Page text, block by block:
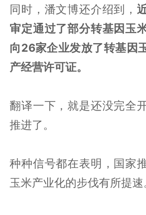
同时，潘文博还介绍到，
审定通过了部分转基因玉
向26家企业发放了转基因
产经营许可证。
翻译一下，就是还没完全
推进了。
种种信号都在表明，国家
玉米产业化的步伐有所提速